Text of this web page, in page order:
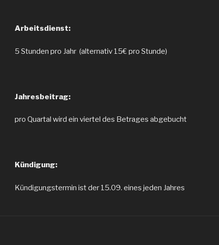
Arbeitsdienst:
5 Stunden pro Jahr (alternativ 15€ pro Stunde)
Jahresbeitrag:
pro Quartal wird ein viertel des Betrages abgebucht
Kündigung:
Kündigungstermin ist der 15.09. eines jeden Jahres